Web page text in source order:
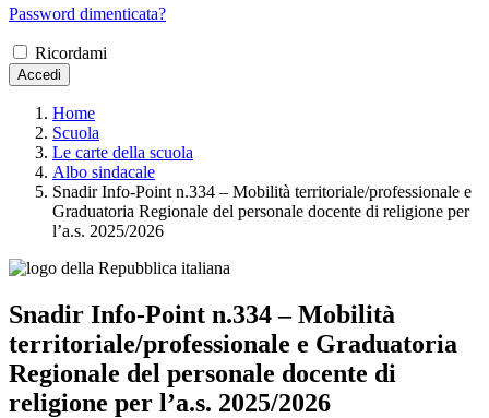
Password dimenticata?
Ricordami
Accedi
Home
Scuola
Le carte della scuola
Albo sindacale
Snadir Info-Point n.334 – Mobilità territoriale/professionale e
Graduatoria Regionale del personale docente di religione per
l’a.s. 2025/2026
Snadir Info-Point n.334 – Mobilità
territoriale/professionale e Graduatoria
Regionale del personale docente di
religione per l’a.s. 2025/2026